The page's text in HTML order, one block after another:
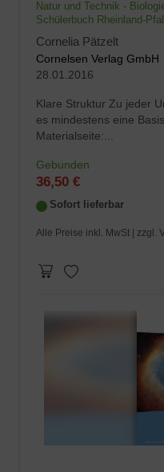
Natur und Technik -
Schülerbuch Rheinland-
Cornelia Pätzelt
Cornelsen Verlag GmbH
28.01.2016
Klare Struktur Zu jeder
es mindestens eine
Materialseite:...
Gebunden
36,50 €
Sofort lieferbar
Alle Preise inkl. MwSt | zzgl.